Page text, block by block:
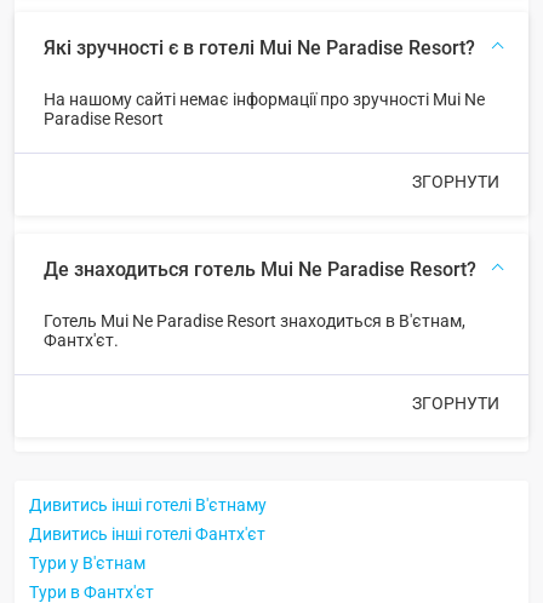
Які зручності є в готелі Mui Ne Paradise Resort?
На нашому сайті немає інформації про зручності Mui Ne
Paradise Resort
ЗГОРНУТИ
Де знаходиться готель Mui Ne Paradise Resort?
Готель Mui Ne Paradise Resort знаходиться в В'єтнам,
Фантх'єт.
ЗГОРНУТИ
Дивитись інші готелі В'єтнаму
Дивитись інші готелі Фантх'єт
Тури у В'єтнам
Тури в Фантх'єт